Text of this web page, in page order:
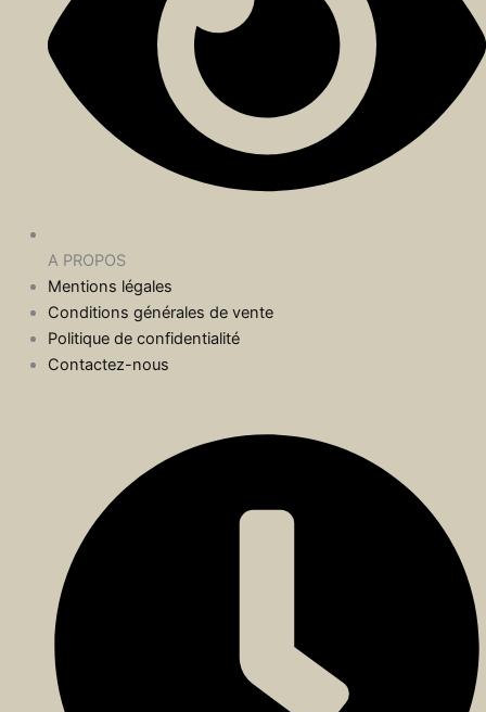
A PROPOS
Mentions légales
Conditions générales de vente
Politique de confidentialité
Contactez-nous